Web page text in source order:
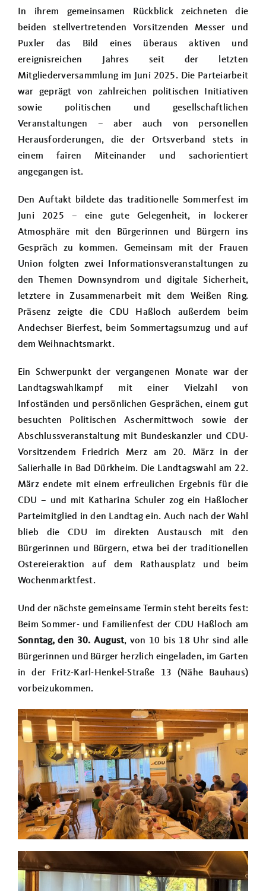
In ihrem gemeinsamen Rückblick zeichneten die
beiden stellvertretenden Vorsitzenden Messer und
Puxler das Bild eines überaus aktiven und
ereignisreichen Jahres seit der letzten
Mitgliederversammlung im Juni 2025. Die Parteiarbeit
war geprägt von zahlreichen politischen Initiativen
sowie politischen und gesellschaftlichen
Veranstaltungen – aber auch von personellen
Herausforderungen, die der Ortsverband stets in
einem fairen Miteinander und sachorientiert
angegangen ist.
Den Auftakt bildete das traditionelle Sommerfest im
Juni 2025 – eine gute Gelegenheit, in lockerer
Atmosphäre mit den Bürgerinnen und Bürgern ins
Gespräch zu kommen. Gemeinsam mit der Frauen
Union folgten zwei Informationsveranstaltungen zu
den Themen Downsyndrom und digitale Sicherheit,
letztere in Zusammenarbeit mit dem Weißen Ring.
Präsenz zeigte die CDU Haßloch außerdem beim
Andechser Bierfest, beim Sommertagsumzug und auf
dem Weihnachtsmarkt.
Ein Schwerpunkt der vergangenen Monate war der
Landtagswahlkampf mit einer Vielzahl von
Infoständen und persönlichen Gesprächen, einem gut
besuchten Politischen Aschermittwoch sowie der
Abschlussveranstaltung mit Bundeskanzler und CDU-
Vorsitzendem Friedrich Merz am 20. März in der
Salierhalle in Bad Dürkheim. Die Landtagswahl am 22.
März endete mit einem erfreulichen Ergebnis für die
CDU – und mit Katharina Schuler zog ein Haßlocher
Parteimitglied in den Landtag ein. Auch nach der Wahl
blieb die CDU im direkten Austausch mit den
Bürgerinnen und Bürgern, etwa bei der traditionellen
Ostereieraktion auf dem Rathausplatz und beim
Wochenmarktfest.
Und der nächste gemeinsame Termin steht bereits fest:
Beim Sommer- und Familienfest der CDU Haßloch am
Sonntag, den 30. August, von 10 bis 18 Uhr sind alle
Bürgerinnen und Bürger herzlich eingeladen, im Garten
in der Fritz-Karl-Henkel-Straße 13 (Nähe Bauhaus)
vorbeizukommen.